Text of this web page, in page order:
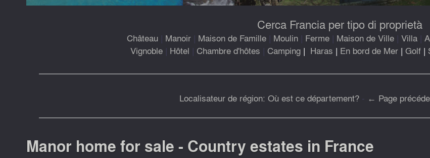
Cerca Francia per tipo di proprietà
Château | Manoir | Maison de Famille | Moulin | Ferme | Maison de Ville | Villa |
Vignoble | Hôtel | Chambre d'hôtes | Camping | Haras | En bord de Mer | Golf |
Localisateur de région: Où est ce département? - ← Page
Manor home for sale - Country estates in France